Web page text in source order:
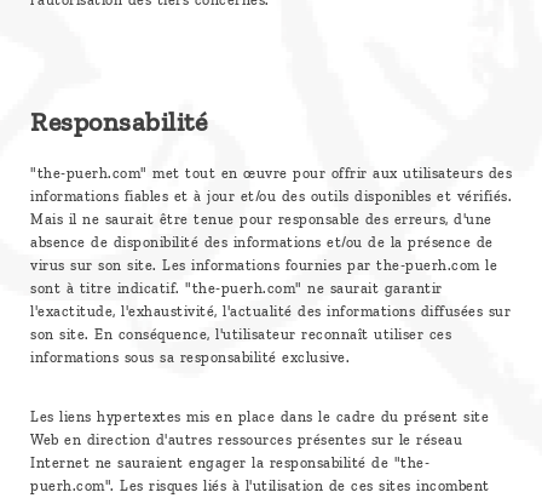
Responsabilité
"the-puerh.com" met tout en œuvre pour offrir aux utilisateurs des
informations fiables et à jour et/ou des outils disponibles et vérifiés.
Mais il ne saurait être tenue pour responsable des erreurs, d'une
absence de disponibilité des informations et/ou de la présence de
virus sur son site. Les informations fournies par the-puerh.com le
sont à titre indicatif. "the-puerh.com" ne saurait garantir
l'exactitude, l'exhaustivité, l'actualité des informations diffusées sur
son site. En conséquence, l'utilisateur reconnaît utiliser ces
informations sous sa responsabilité exclusive.
Les liens hypertextes mis en place dans le cadre du présent site
Web en direction d'autres ressources présentes sur le réseau
Internet ne sauraient engager la responsabilité de "the-
puerh.com". Les risques liés à l'utilisation de ces sites incombent